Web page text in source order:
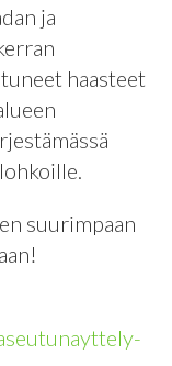
ja
haasteet
suurimpaan